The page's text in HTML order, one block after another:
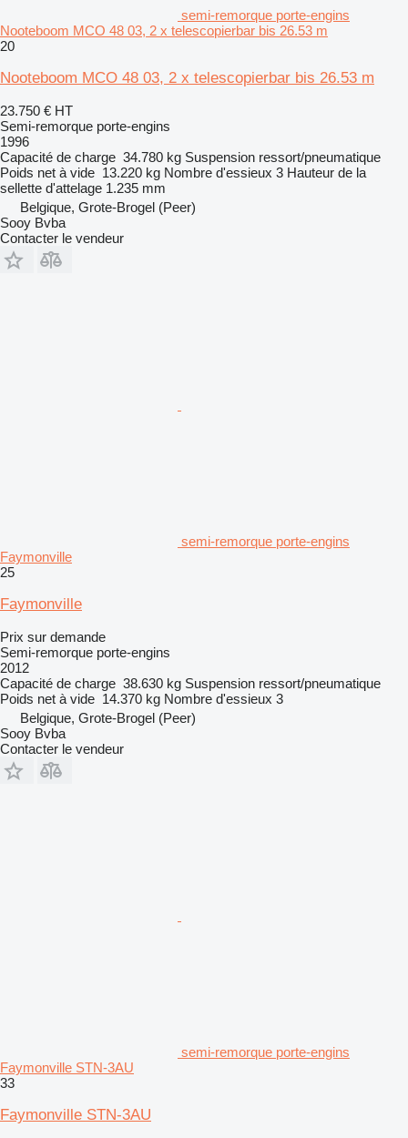
semi-remorque porte-engins
Nooteboom MCO 48 03, 2 x telescopierbar bis 26.53 m
20
Nooteboom MCO 48 03, 2 x telescopierbar bis 26.53 m
23.750 € HT
Semi-remorque porte-engins
1996
Capacité de charge 34.780 kg Suspension ressort/pneumatique
Poids net à vide 13.220 kg Nombre d'essieux 3 Hauteur de la
sellette d'attelage 1.235 mm
Belgique, Grote-Brogel (Peer)
Sooy Bvba
Contacter le vendeur
semi-remorque porte-engins
Faymonville
25
Faymonville
Prix sur demande
Semi-remorque porte-engins
2012
Capacité de charge 38.630 kg Suspension ressort/pneumatique
Poids net à vide 14.370 kg Nombre d'essieux 3
Belgique, Grote-Brogel (Peer)
Sooy Bvba
Contacter le vendeur
semi-remorque porte-engins
Faymonville STN-3AU
33
Faymonville STN-3AU